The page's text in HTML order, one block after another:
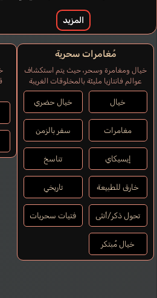
Sourdive
Audrey
فرنسي
Clark Allegra
Giorgio Elisa
Suguta Hina
المزيد
مُغامرات سحرية
خيال ومغامرة وسحر، حيث يتم استكشاف
عوالم فانتازيا مليئة بالمخلوقات الغريبة
خيال خيال حضري
مغامرات سفر بالزمن
إيسيكاي تناسخ
خارق للطبيعة تاريخي
تحول ذكر/أنثى فتيات سحريات
خيال مُبتكر